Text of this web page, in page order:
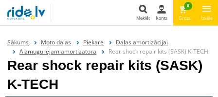
Meklēt Konts
0
Grozs Izvēle
Sākums Moto daļas Piekare
Daļas amortizācijai
Aizmugurējam amortizatora
Rear shock repair kits (SASK) K-TECH
Rear shock repair kits (SASK)
K-TECH